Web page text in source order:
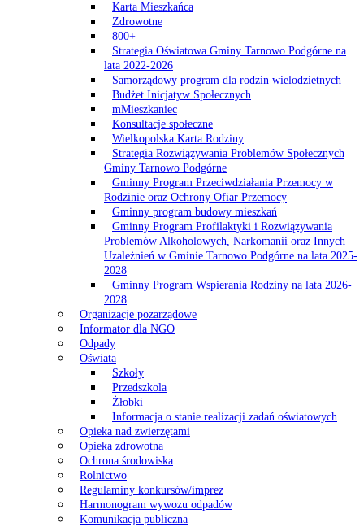
Karta Mieszkańca
Zdrowotne
800+
Strategia Oświatowa Gminy Tarnowo Podgórne na
lata 2022-2026
Samorządowy program dla rodzin wielodzietnych
Budżet Inicjatyw Społecznych
mMieszkaniec
Konsultacje społeczne
Wielkopolska Karta Rodziny
Strategia Rozwiązywania Problemów Społecznych
Gminy Tarnowo Podgórne
Gminny Program Przeciwdziałania Przemocy w
Rodzinie oraz Ochrony Ofiar Przemocy
Gminny program budowy mieszkań
Gminny Program Profilaktyki i Rozwiązywania
Problemów Alkoholowych, Narkomanii oraz Innych
Uzależnień w Gminie Tarnowo Podgórne na lata 2025-
2028
Gminny Program Wspierania Rodziny na lata 2026-
2028
Organizacje pozarządowe
Informator dla NGO
Odpady
Oświata
Szkoły
Przedszkola
Żłobki
Informacja o stanie realizacji zadań oświatowych
Opieka nad zwierzętami
Opieka zdrowotna
Ochrona środowiska
Rolnictwo
Regulaminy konkursów/imprez
Harmonogram wywozu odpadów
Komunikacja publiczna